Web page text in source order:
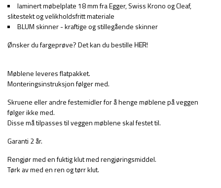
laminert møbelplate 18 mm fra Egger, Swiss Krono og Cleaf,
slitestekt og velikholdsfritt materiale
BLUM skinner - kraftige og stillegående skinner
Ønsker du fargeprøve? Det kan du bestilleHER!
Møblene leveres flatpakket.
Monteringsinstruksjon følger med.
Skruene eller andre festemidler for å henge møblene på veggen
følger ikke med.
Disse må tilpasses til veggen møblene skal festet til.
Garanti 2 år.
Rengjør med en fuktig klut med rengjøringsmiddel.
Tørk av med en ren og tørr klut.